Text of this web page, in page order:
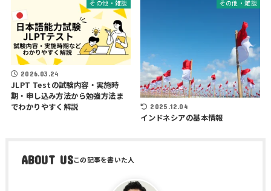
その他・雑談
2026.03.24
JLPT Testの試験内容・実施時
期・申し込み方法から勉強方法ま
でわかりやすく解説
その他・雑談
2025.12.04
インドネシアの基本情報
ABOUT US